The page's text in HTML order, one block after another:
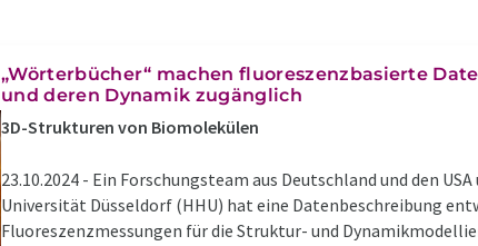
„Wörterbücher“ machen fluoreszenzbasierte
und deren Dynamik zugänglich
3D-Strukturen von Biomolekülen
23.10.2024 - Ein Forschungsteam aus Deutschland und den
Universität Düsseldorf (HHU) hat eine Datenbeschreibung
Fluoreszenzmessungen für die Struktur- und